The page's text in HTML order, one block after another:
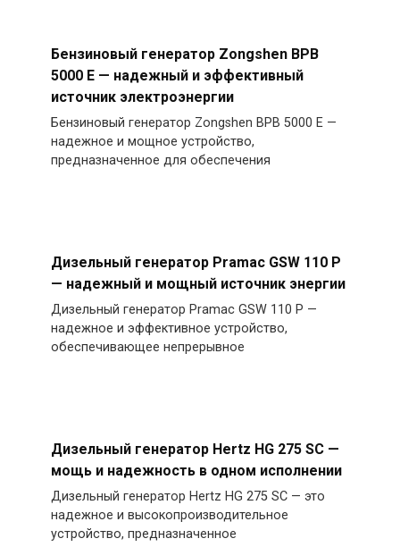
Бензиновый генератор Zongshen BPB
5000 E — надежный и эффективный
источник электроэнергии
Бензиновый генератор Zongshen BPB 5000 E —
надежное и мощное устройство,
предназначенное для обеспечения
Дизельный генератор Pramac GSW 110 P
— надежный и мощный источник энергии
Дизельный генератор Pramac GSW 110 P —
надежное и эффективное устройство,
обеспечивающее непрерывное
Дизельный генератор Hertz HG 275 SC —
мощь и надежность в одном исполнении
Дизельный генератор Hertz HG 275 SC — это
надежное и высокопроизводительное
устройство, предназначенное